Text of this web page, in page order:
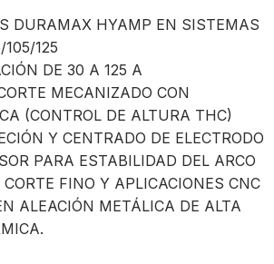
DURAMAX HYAMP EN SISTEMAS
125
DE 30 A 125 A
MECANIZADO CON
(CONTROL DE ALTURA THC)
Y CENTRADO DE ELECTRODO
PARA ESTABILIDAD DEL ARCO
FINO Y APLICACIONES CNC
ALEACIÓN METÁLICA DE ALTA